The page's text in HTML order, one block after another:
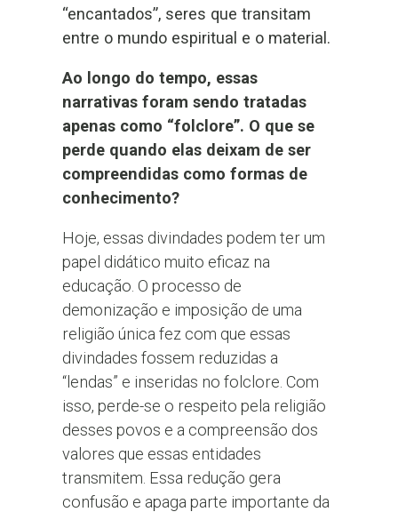
“encantados”, seres que transitam
entre o mundo espiritual e o material.
Ao longo do tempo, essas
narrativas foram sendo tratadas
apenas como “folclore”. O que se
perde quando elas deixam de ser
compreendidas como formas de
conhecimento?
Hoje, essas divindades podem ter um
papel didático muito eficaz na
educação. O processo de
demonização e imposição de uma
religião única fez com que essas
divindades fossem reduzidas a
“lendas” e inseridas no folclore. Com
isso, perde-se o respeito pela religião
desses povos e a compreensão dos
valores que essas entidades
transmitem. Essa redução gera
confusão e apaga parte importante da